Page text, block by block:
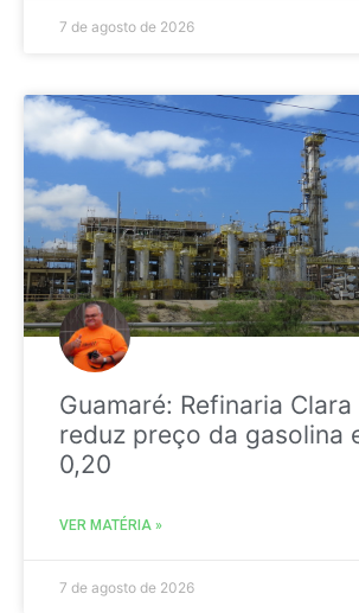
7 de agosto de 2026
Guamaré: Refinaria
reduz preço da gasolina
0,20
VER MATÉRIA »
7 de agosto de 2026